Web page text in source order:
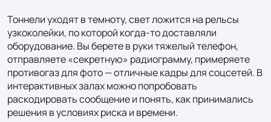
Тоннели уходят в темноту, свет ложится на рельсы
узкоколейки, по которой когда‑то доставляли
оборудование. Вы берете в руки тяжелый телефон,
отправляете «секретную» радиограмму, примеряете
противогаз для фото — отличные кадры для соцсетей. В
интерактивных залах можно попробовать
раскодировать сообщение и понять, как принимались
решения в условиях риска и времени.